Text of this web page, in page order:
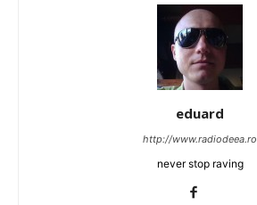
eduard
http://www.radiodeea.ro
never stop raving